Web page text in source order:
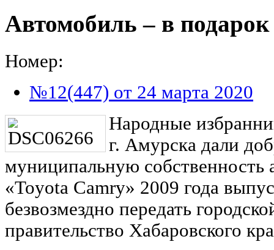
Автомобиль – в подарок
Номер:
№12(447) от 24 марта 2020
Народные
г. Амурска дали
муниципальную собственность
«Toyota Camry» 2009 года
безвозмездно передать
правительство Хабаровского